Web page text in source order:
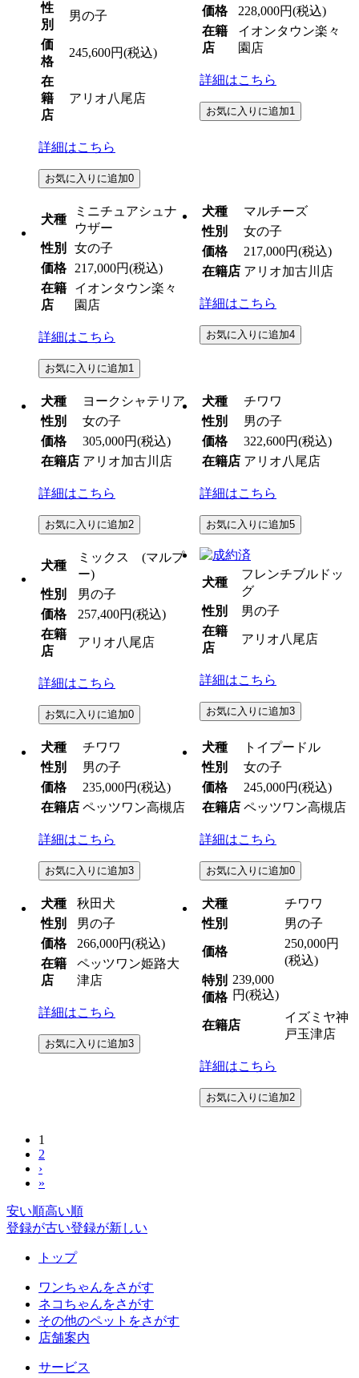
性
別
男の子
価
格
245,600円(税込)
在
籍
店
アリオ八尾店
詳細はこちら
お気に入りに追加0
価格
228,000円(税込)
在籍
店
イオンタウン楽々
園店
詳細はこちら
お気に入りに追加1
犬種
ミニチュアシュナ
ウザー
性別
女の子
価格
217,000円(税込)
在籍
店
イオンタウン楽々
園店
詳細はこちら
お気に入りに追加1
犬種
マルチーズ
性別
女の子
価格
217,000円(税込)
在籍店 アリオ加古川店
詳細はこちら
お気に入りに追加4
犬種
ヨークシャテリア
性別
女の子
価格
305,000円(税込)
在籍店 アリオ加古川店
詳細はこちら
お気に入りに追加2
犬種
チワワ
性別
男の子
価格
322,600円(税込)
在籍店 アリオ八尾店
詳細はこちら
お気に入りに追加5
犬種
ミックス (マルプ
ー)
性別
男の子
価格
257,400円(税込)
在籍
店
アリオ八尾店
詳細はこちら
お気に入りに追加0
犬種
フレンチブルドッ
グ
性別
男の子
在籍
店
アリオ八尾店
詳細はこちら
お気に入りに追加3
犬種
チワワ
性別
男の子
価格
235,000円(税込)
在籍店 ペッツワン高槻店
詳細はこちら
お気に入りに追加3
犬種
トイプードル
性別
女の子
価格
245,000円(税込)
在籍店 ペッツワン高槻店
詳細はこちら
お気に入りに追加0
犬種
秋田犬
性別
男の子
価格
266,000円(税込)
在籍
店
ペッツワン姫路大
津店
詳細はこちら
お気に入りに追加3
犬種
チワワ
性別
男の子
価格
250,000円
(税込)
特別
価格
239,000
円(税込)
在籍店
イズミヤ神
戸玉津店
詳細はこちら
お気に入りに追加2
1
2
›
»
安い順高い順
登録が古い登録が新しい
トップ
ワンちゃんをさがす
ネコちゃんをさがす
その他のペットをさがす
店舗案内
サービス